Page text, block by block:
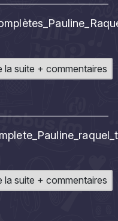
la suite + commentaires
la suite + commentaires